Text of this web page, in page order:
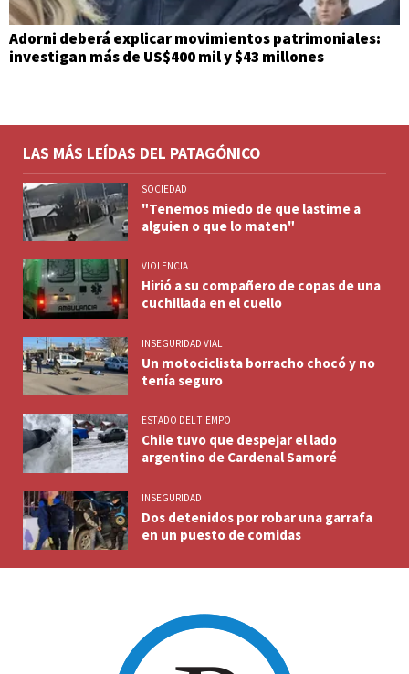
Adorni deberá explicar movimientos patrimoniales:
investigan más de US$400 mil y $43 millones
LAS MÁS LEÍDAS DEL PATAGÓNICO
SOCIEDAD
"Tenemos miedo de que lastime a
alguien o que lo maten"
VIOLENCIA
Hirió a su compañero de copas de una
cuchillada en el cuello
INSEGURIDAD VIAL
Un motociclista borracho chocó y no
tenía seguro
ESTADO DEL TIEMPO
Chile tuvo que despejar el lado
argentino de Cardenal Samoré
INSEGURIDAD
Dos detenidos por robar una garrafa
en un puesto de comidas